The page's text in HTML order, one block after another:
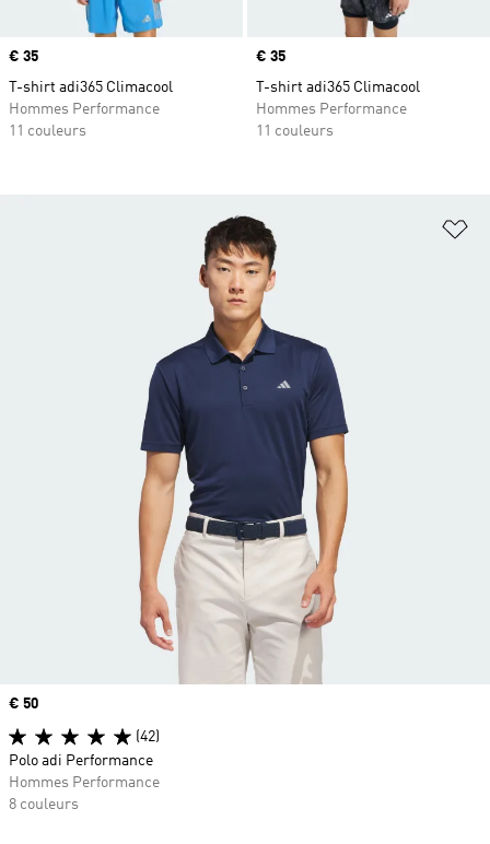
Prix
€ 35
T-shirt adi365 Climacool
Hommes Performance
11 couleurs
Prix
€ 35
T-shirt adi365 Climacool
Hommes Performance
11 couleurs
Prix
€ 50
(42)
Polo adi Performance
Hommes Performance
8 couleurs